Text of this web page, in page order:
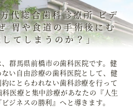
代総合歯科診療所 ビデ
胃や食道の手術後にむ
てしまうのか？」
群馬県前橋市の歯科医院です。健
い自由診療の歯科医院として、健
にとらわれない歯科診療を行って
医療と集中診療があなたの『人生
ジネスの勝利』へと導きます。